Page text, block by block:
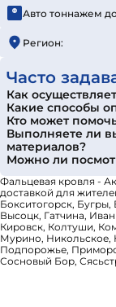
Авто тоннажем
Регион:
Часто
Как
Какие способы
Кто может
Выполняете ли
материалов?
Можно ли
Фальцевая кровля -
доставкой для
Бокситогорск,
Высоцк, Гатчина,
Кировск, Колтуши,
Мурино, Никольское,
Подпорожье,
Сосновый Бор,